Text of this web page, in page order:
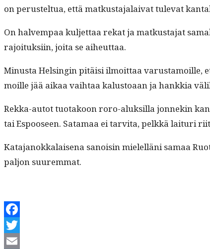
on perustel­tua, että matkus­ta­jalai­vat tule­vat
On halvem­paa kul­jet­taa rekat ja matkus­ta­jat
rajoituk­si­in, joi­ta se aiheuttaa.
Minus­ta Helsin­gin pitäisi ilmoit­taa varus­ta­moille,
moille jää aikaa vai­h­taa kalus­toaan ja han­kkia
Rek­ka-autot tuo­takoon roro-aluk­sil­la jon­nekin
tai Espooseen. Sata­maa ei tarvi­ta, pelkkä lai­turi
Kata­janokkalaise­na sanois­in mielel­läni samaa
paljon suuremmat.
Facebook
Twitter